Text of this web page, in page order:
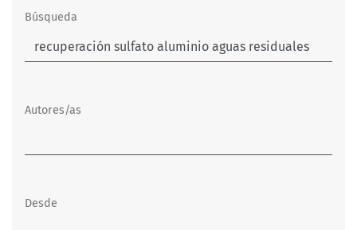
Búsqueda
Autores/as
Desde